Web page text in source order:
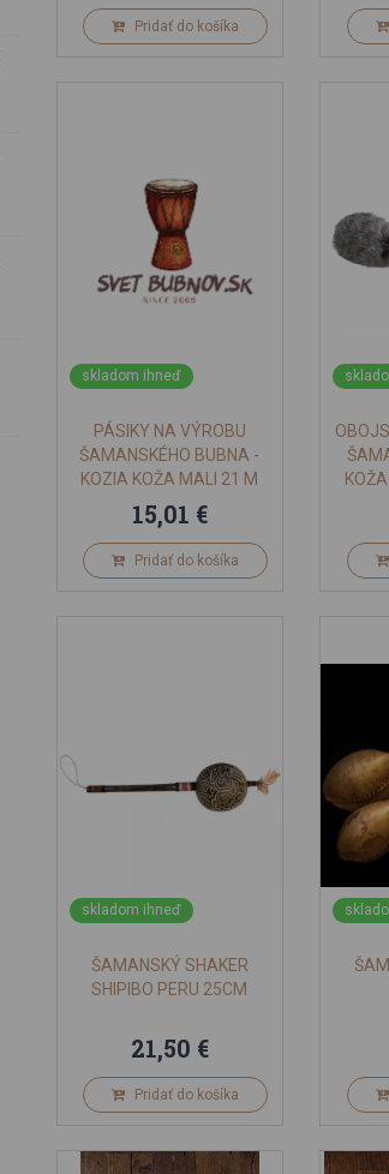
Pridať do košíka
skladom ihneď
PÁSIKY NA VÝROBU
ŠAMANSKÉHO BUBNA -
KOZIA KOŽA MALI 21 M
15,01 €
Pridať do košíka
skladom ihneď
ŠAMANSKÝ SHAKER
SHIPIBO PERU 25CM
21,50 €
Pridať do košíka